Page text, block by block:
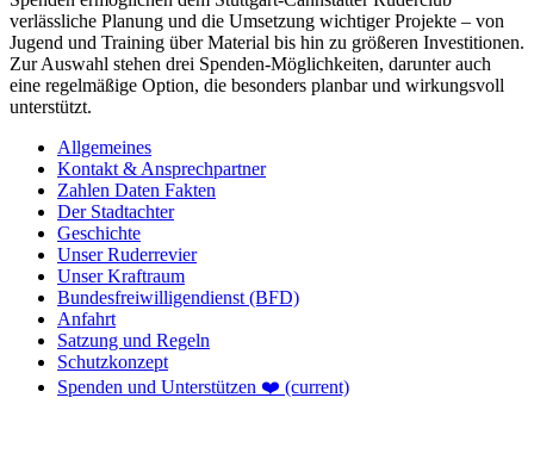
verlässliche Planung und die Umsetzung wichtiger Projekte – von
Jugend und Training über Material bis hin zu größeren Investitionen.
Zur Auswahl stehen drei Spenden-Möglichkeiten, darunter auch
eine regelmäßige Option, die besonders planbar und wirkungsvoll
unterstützt.
Allgemeines
Kontakt & Ansprechpartner
Zahlen Daten Fakten
Der Stadtachter
Geschichte
Unser Ruderrevier
Unser Kraftraum
Bundesfreiwilligendienst (BFD)
Anfahrt
Satzung und Regeln
Schutzkonzept
Spenden und Unterstützen ❤️ (current)